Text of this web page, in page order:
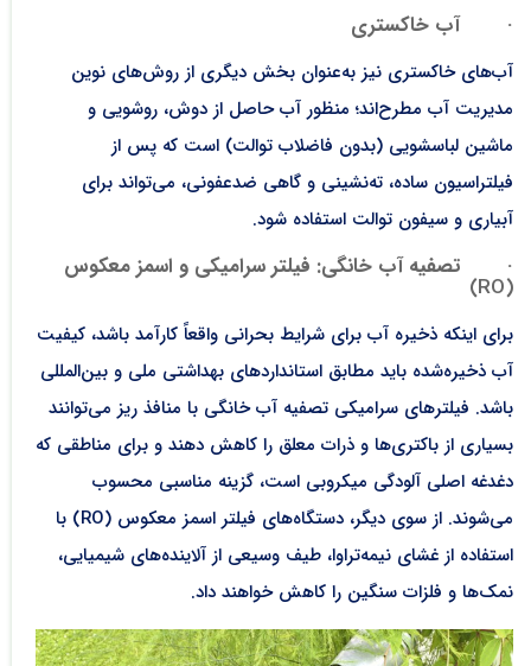
·آب خاکستری
آب‌های خاکستری نیز به‌عنوان بخش دیگری از روش‌های نوین
مدیریت آب مطرح‌اند؛ منظور آب حاصل از دوش، روشویی و
ماشین لباسشویی (بدون فاضلاب توالت) است که پس از
فیلتراسیون ساده، ته‌نشینی و گاهی ضدعفونی، می‌تواند برای
آبیاری و سیفون توالت استفاده شود.
· تصفیه آب خانگی: فیلتر سرامیکی و اسمز معکوس
(RO)
برای اینکه ذخیره آب برای شرایط بحرانی واقعاً کارآمد باشد، کیفیت
آب ذخیره‌شده باید مطابق استانداردهای بهداشتی ملی و بین‌المللی
باشد. فیلترهای سرامیکی تصفیه آب خانگی با منافذ ریز می‌توانند
بسیاری از باکتری‌ها و ذرات معلق را کاهش دهند و برای مناطقی که
دغدغه اصلی آلودگی میکروبی است، گزینه مناسبی محسوب
می‌شوند. از سوی دیگر، دستگاه‌های فیلتر اسمز معکوس (RO) با
استفاده از غشای نیمه‌تراوا، طیف وسیعی از آلاینده‌های شیمیایی،
نمک‌ها و فلزات سنگین را کاهش خواهند داد.